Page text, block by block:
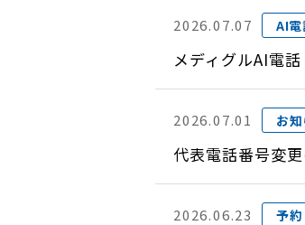
2026.07.07 AI電
メディグルAI電
2026.07.01 お
代表電話番号変
2026.06.23 予約